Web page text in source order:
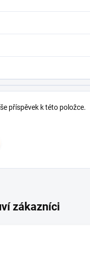
příspěvek k této položce.